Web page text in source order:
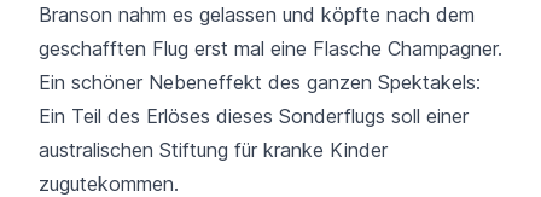
Branson nahm es gelassen und köpfte nach dem
geschafften Flug erst mal eine Flasche Champagner.
Ein schöner Nebeneffekt des ganzen Spektakels:
Ein Teil des Erlöses dieses Sonderflugs soll einer
australischen Stiftung für kranke Kinder
zugutekommen.